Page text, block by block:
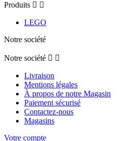
Produits  
LEGO
Notre société
Notre société  
Livraison
Mentions légales
À propos de notre Magasin
Paiement sécurisé
Contactez-nous
Magasins
Votre compte